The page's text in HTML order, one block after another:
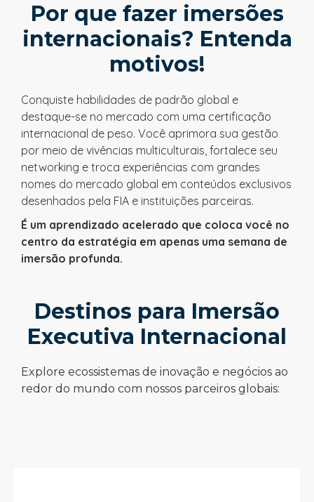
Por que fazer imersões
internacionais? Entenda
motivos!
Conquiste habilidades de padrão global e
destaque-se no mercado com uma certificação
internacional de peso. Você aprimora sua gestão
por meio de vivências multiculturais, fortalece seu
networking e troca experiências com grandes
nomes do mercado global em conteúdos exclusivos
desenhados pela FIA e instituições parceiras.
É um aprendizado acelerado que coloca você no
centro da estratégia em apenas uma semana de
imersão profunda.
Destinos para Imersão
Executiva Internacional
Explore ecossistemas de inovação e negócios ao
redor do mundo com nossos parceiros globais: